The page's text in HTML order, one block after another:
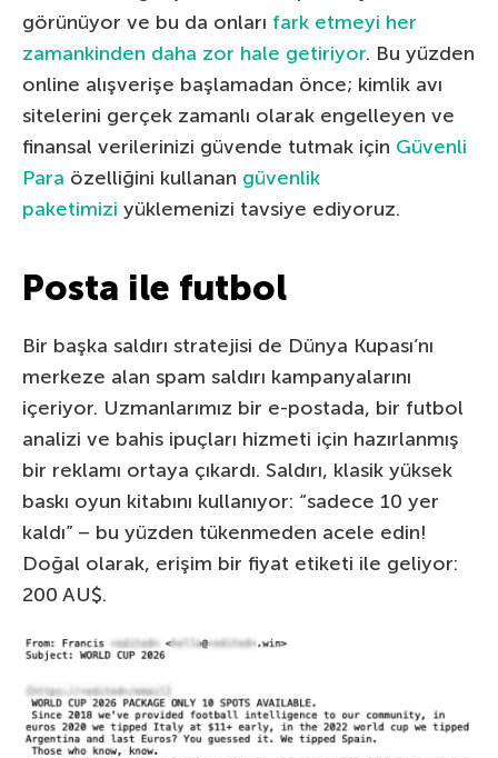
görünüyor ve bu da onları fark etmeyi her
zamankinden daha zor hale getiriyor. Bu yüzden
online alışverişe başlamadan önce; kimlik avı
sitelerini gerçek zamanlı olarak engelleyen ve
finansal verilerinizi güvende tutmak için Güvenli
Para özelliğini kullanan güvenlik
paketimizi yüklemenizi tavsiye ediyoruz.
Posta ile futbol
Bir başka saldırı stratejisi de Dünya Kupası’nı
merkeze alan spam saldırı kampanyalarını
içeriyor. Uzmanlarımız bir e-postada, bir futbol
analizi ve bahis ipuçları hizmeti için hazırlanmış
bir reklamı ortaya çıkardı. Saldırı, klasik yüksek
baskı oyun kitabını kullanıyor: “sadece 10 yer
kaldı” – bu yüzden tükenmeden acele edin!
Doğal olarak, erişim bir fiyat etiketi ile geliyor:
200 AU$.